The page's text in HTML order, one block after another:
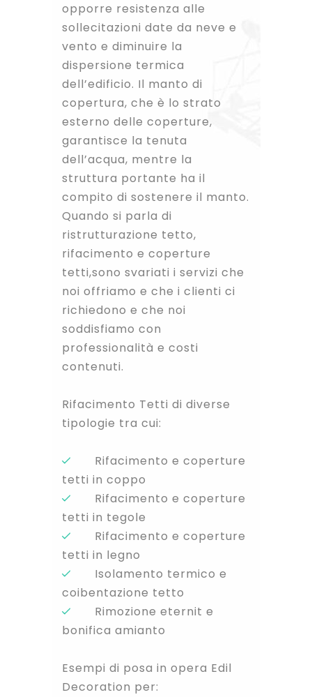
opporre resistenza alle
sollecitazioni date da neve e
vento e diminuire la
dispersione termica
dell’edificio. Il manto di
copertura, che è lo strato
esterno delle coperture,
garantisce la tenuta
dell’acqua, mentre la
struttura portante ha il
compito di sostenere il manto.
Quando si parla di
ristrutturazione tetto,
rifacimento e coperture
tetti,sono svariati i servizi che
noi offriamo e che i clienti ci
richiedono e che noi
soddisfiamo con
professionalità e costi
contenuti.
Rifacimento Tetti di diverse
tipologie tra cui:
Rifacimento e coperture
tetti in coppo
Rifacimento e coperture
tetti in tegole
Rifacimento e coperture
tetti in legno
Isolamento termico e
coibentazione tetto
Rimozione eternit e
bonifica amianto
Esempi di posa in opera Edil
Decoration per: